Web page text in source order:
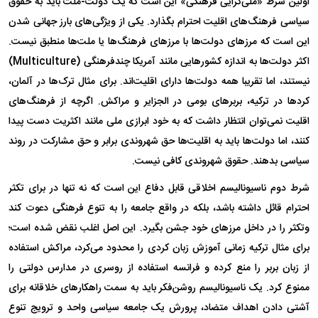
سیاسی فرهنگ‌های اقلیت احترام بگذارد. یکی از ویژگی‌های بارز جهانی شدن
این است که مرز‌های دولت‌ها با مرز‌های فرهنگ‌ها یا ملت‌ها منطبق نیست.
اکثر دولت‌ها به اندازه کشور‌هایی مانند آمریکا چندفرهنگی (Multiculture)
نیستند، اما تقریبا همه دولت‌ها دارای اقلیت‌اند. برای مثال ترک‌ها در آلمان،
کرد‌ها در ترکیه، بربر‌های بومی در الجزایر و مراکش. اگرچه از فرهنگ‌های
اقلیت نمی‌توان انتظار داشت که به خود ابرازی ملی مانند اکثریت دست پیدا
کنند، اما دولت‌ها باید به اقلیت‌ها حق شهروندی برابر و حق مشارکت در روند
سیاسی بدهند. حقوق شهروندی کافی نیست.
شرط دوم ناسیونالیسم اخلاقی قابل دفاع این است که نه تنها در برای تکثر
احترام قائل داشته باشد، بلکه در واقع جامعه را به تنوع فرهنگی دعوت کند
وتکثر را در داخل مرز‌های خود جشن بگیرد. این اصل اغلب نقض شده است؛
برای مثال ترکیه زمانی آموزش زبان کردی را محدود می‌کرد، مراکش استفاده
از زبان بربر را منع کرده و فرانسه استفاده از روسری در مدارس دولتی را
ممنوع کرد. یک ناسیونالیسم روشن‌فکر باید به سمت راهکار‌های خلاقانه برای
آشتی دادن اهداف متضاد، پرورش یک جامعه سیاسی واحد و ترویج تنوع